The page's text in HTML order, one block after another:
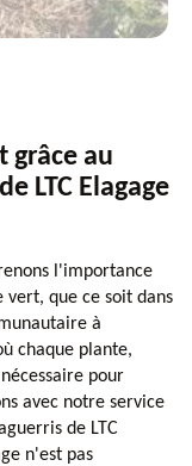
grâce au
LTC Elagage
l'importance
que ce soit dans
à
chaque plante,
pour
avec notre service
de LTC
n'est pas